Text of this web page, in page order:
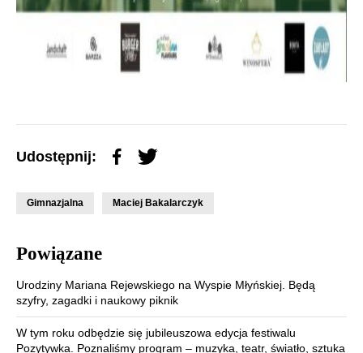
Udostępnij:
Gimnazjalna Maciej Bakalarczyk
Powiązane
Urodziny Mariana Rejewskiego na Wyspie Młyńskiej. Będą
szyfry, zagadki i naukowy piknik
W tym roku odbędzie się jubileuszowa edycja festiwalu
Pozytywka. Poznaliśmy program – muzyka, teatr, światło, sztuka